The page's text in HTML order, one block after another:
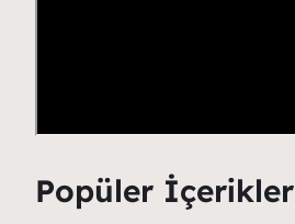
Popüler İçerikler